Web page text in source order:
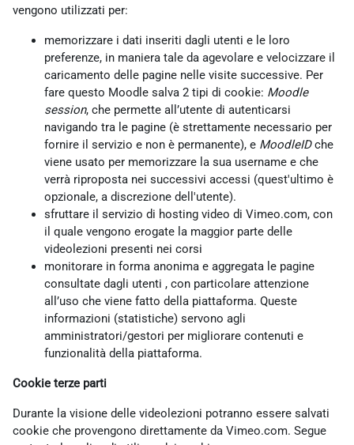
vengono utilizzati per:
memorizzare i dati inseriti dagli utenti e le loro
preferenze, in maniera tale da agevolare e velocizzare il
caricamento delle pagine nelle visite successive. Per
fare questo Moodle salva 2 tipi di cookie: Moodle
session, che permette all’utente di autenticarsi
navigando tra le pagine (è strettamente necessario per
fornire il servizio e non è permanente), e MoodleIDche
viene usato per memorizzare la sua username e che
verrà riproposta nei successivi accessi (quest'ultimo è
opzionale, a discrezione dell'utente).
sfruttare il servizio di hosting video di Vimeo.com, con
il quale vengono erogate la maggior parte delle
videolezioni presenti nei corsi
monitorare in forma anonima e aggregata le pagine
consultate dagli utenti , con particolare attenzione
all’uso che viene fatto della piattaforma. Queste
informazioni (statistiche) servono agli
amministratori/gestori per migliorare contenuti e
funzionalità della piattaforma.
Cookie terze parti
Durante la visione delle videolezioni potranno essere salvati
cookie che provengono direttamente da Vimeo.com. Segue